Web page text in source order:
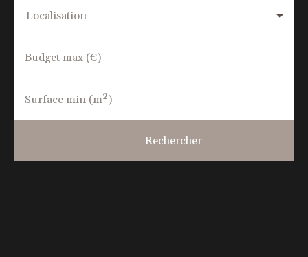
Localisation
Budget max (€)
Surface min (m²)
Rechercher